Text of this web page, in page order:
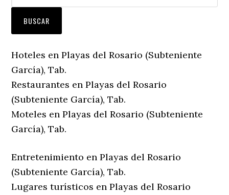
Hoteles en Playas del Rosario (Subteniente
García), Tab.
Restaurantes en Playas del Rosario
(Subteniente García), Tab.
Moteles en Playas del Rosario (Subteniente
García), Tab.
Entretenimiento en Playas del Rosario
(Subteniente García), Tab.
Lugares turísticos en Playas del Rosario